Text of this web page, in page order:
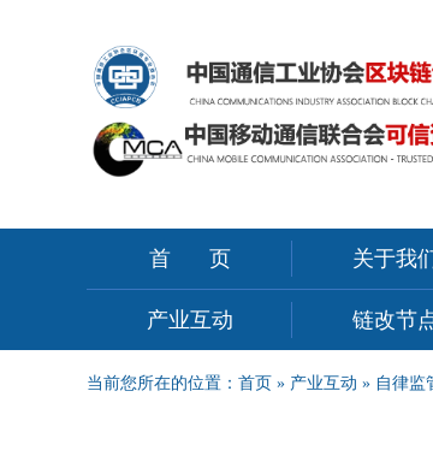
首页 关于我
产业互动 链改节
当前您所在的位置： 首页 » 产业互动 » 自律监